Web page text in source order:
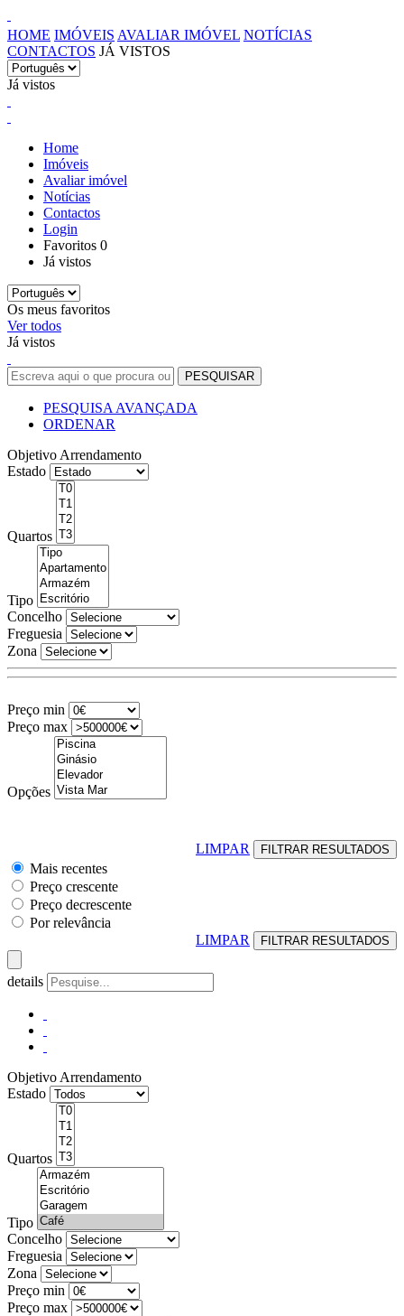
HOME IMÓVEIS AVALIAR IMÓVEL NOTÍCIAS
CONTACTOS JÁ VISTOS
Já vistos
Home
Imóveis
Avaliar imóvel
Notícias
Contactos
Login
Favoritos 0
Já vistos
Os meus favoritos
Ver todos
Já vistos
PESQUISA AVANÇADA
ORDENAR
Objetivo Arrendamento
Estado
Quartos
Tipo
Concelho
Freguesia
Zona
Preço min
Preço max
Opções
LIMPAR
Mais recentes
Preço crescente
Preço decrescente
Por relevância
LIMPAR
details
Objetivo Arrendamento
Estado
Quartos
Tipo
Concelho
Freguesia
Zona
Preço min
Preço max